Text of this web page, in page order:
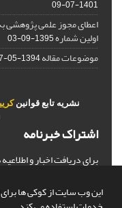
این وب سایت از کوکی ها برای
1401-07-09
اعطای مجوز علمی پژوهشی
اولین شماره1395-09-03
موضوعات مقاله1394-05-07
نشریه تابع قوانین
اشتراک خبرنامه
برای دریافت اخبار و